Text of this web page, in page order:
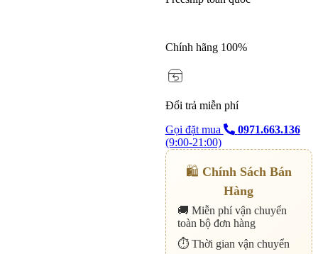
Chính hãng 100%
Đổi trả miễn phí
Gọi đặt mua
0971.663.136
(9:00-21:00)
🛍️ Chính Sách Bán
Hàng
🚚 Miễn phí vận chuyển
toàn bộ đơn hàng
⏱️ Thời gian vận chuyển